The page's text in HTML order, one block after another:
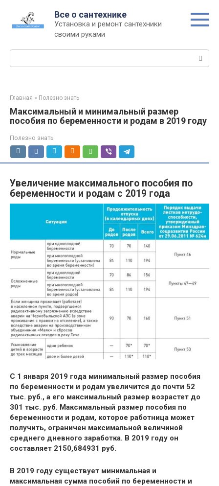
контенту
Все о сантехнике
Установка и ремонт сантехники
своими руками
Главная » Полезно знать
Максимальный и минимальный размер
пособия по беременности и родам в 2019 году
Полезно знать
Увеличение максимального пособия по
беременности и родам с 2019 года
С 1 января 2019 года минимальный размер пособия
по беременности и родам увеличится до почти 52
тыс. руб., а его максимальный размер возрастет до
301 тыс. руб. Максимальный размер пособия по
беременности и родам, которое работница может
получить, ограничен максимальной величиной
среднего дневного заработка. В 2019 году он
составляет 2150,684931 руб.
В 2019 году существует минимальная и
максимальная сумма пособий по беременности и